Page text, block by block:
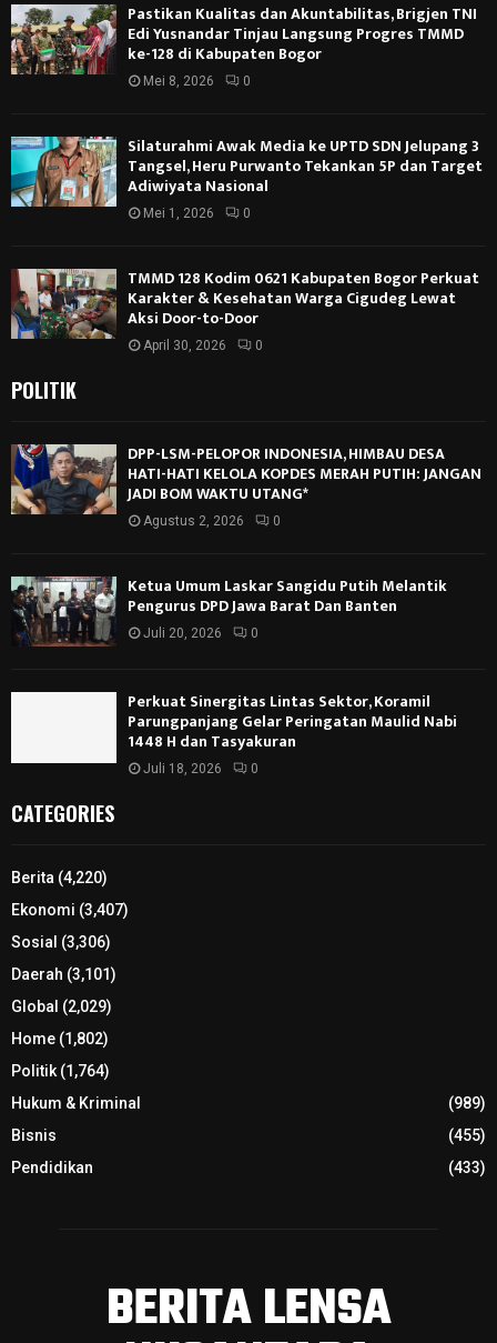
Pastikan Kualitas dan Akuntabilitas, Brigjen TNI
Edi Yusnandar Tinjau Langsung Progres TMMD
ke-128 di Kabupaten Bogor
Mei 8, 2026 0
Silaturahmi Awak Media ke UPTD SDN Jelupang 3
Tangsel, Heru Purwanto Tekankan 5P dan Target
Adiwiyata Nasional
Mei 1, 2026 0
TMMD 128 Kodim 0621 Kabupaten Bogor Perkuat
Karakter & Kesehatan Warga Cigudeg Lewat
Aksi Door-to-Door
April 30, 2026 0
POLITIK
DPP-LSM-PELOPOR INDONESIA, HIMBAU DESA
HATI-HATI KELOLA KOPDES MERAH PUTIH: JANGAN
JADI BOM WAKTU UTANG*
Agustus 2, 2026 0
Ketua Umum Laskar Sangidu Putih Melantik
Pengurus DPD Jawa Barat Dan Banten
Juli 20, 2026 0
Perkuat Sinergitas Lintas Sektor, Koramil
Parungpanjang Gelar Peringatan Maulid Nabi
1448 H dan Tasyakuran
Juli 18, 2026 0
CATEGORIES
Berita (4,220)
Ekonomi (3,407)
Sosial (3,306)
Daerah (3,101)
Global (2,029)
Home (1,802)
Politik(1,764)
Hukum & Kriminal
(989)
Bisnis
(455)
Pendidikan
(433)
BERITA LENSA